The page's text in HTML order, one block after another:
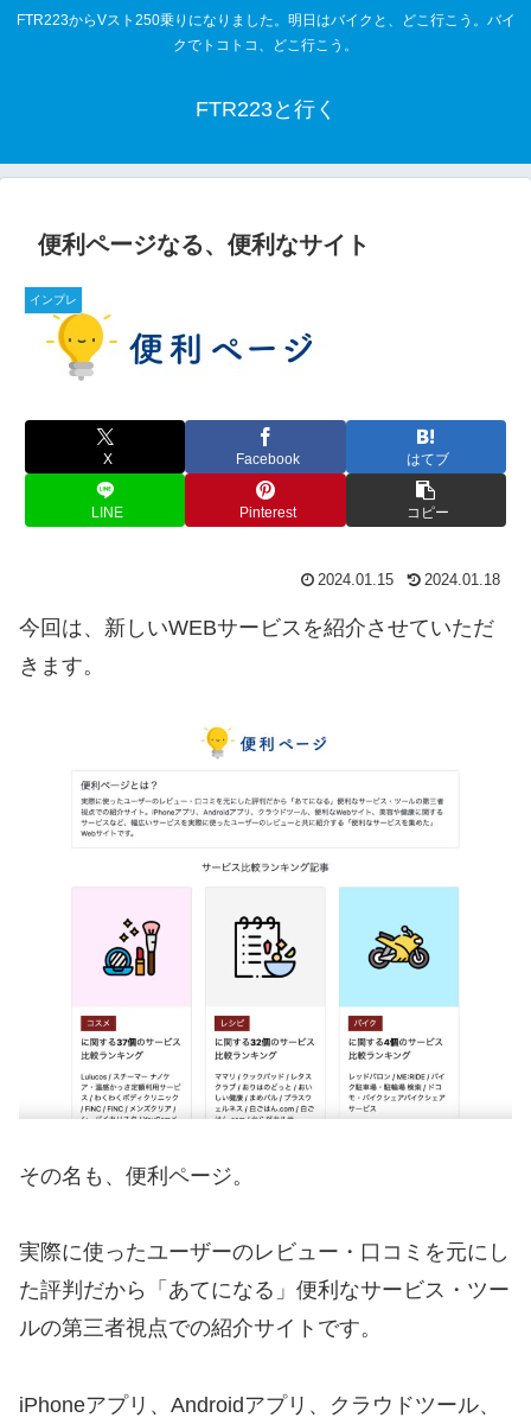
FTR223からVスト250乗りになりました。明日はバイクと、どこ行こう。バイ
クでトコトコ、どこ行こう。
FTR223と行く
便利ページなる、便利なサイト
インプレ
X Facebook はてブ
LINE Pinterest コピー
2024.01.15 2024.01.18
今回は、新しいWEBサービスを紹介させていただ
きます。
その名も、便利ページ。
実際に使ったユーザーのレビュー・口コミを元にし
た評判だから「あてになる」便利なサービス・ツー
ルの第三者視点での紹介サイトです。
iPhoneアプリ、Androidアプリ、クラウドツール、